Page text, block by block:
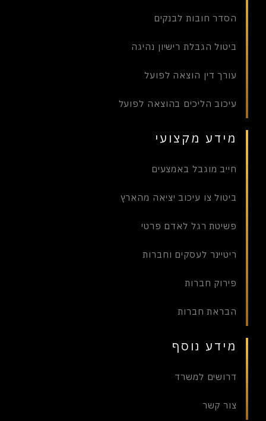
הסדר חובות לבנקים
ביטול הגבלת רישיון נהיגה
עורך דין הוצאה לפועל
עיכוב הליכים בהוצאה לפועל
מידע מקצועי
חייב מוגבל באמצעים
ביטול צו עיכוב יציאה מהארץ
פשיטת רגל לאדם פרטי
ריטיינר לעסקים וחברות
פירוק חברות
הבראת חברות
מידע נוסף
דרושים למשרד
צור קשר